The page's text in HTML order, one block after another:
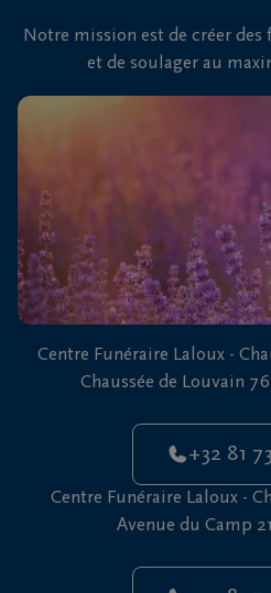
Nous
sommes
là pour
75
45
Notre mission est de créer des
et de soulager au
Centre Funéraire Laloux -
Chaussée de Louvain
+32 81
Centre Funéraire Laloux -
Avenue du Camp